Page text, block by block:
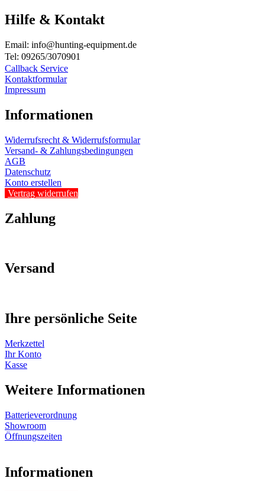
Hilfe & Kontakt
Email: info@hunting-equipment.de
Tel: 09265/3070901
Callback Service
Kontaktformular
Impressum
Informationen
Widerrufsrecht & Widerrufsformular
Versand- & Zahlungsbedingungen
AGB
Datenschutz
Konto erstellen
Vertrag widerrufen
Zahlung
Versand
Ihre persönliche Seite
Merkzettel
Ihr Konto
Kasse
Weitere Informationen
Batterieverordnung
Showroom
Öffnungszeiten
Informationen